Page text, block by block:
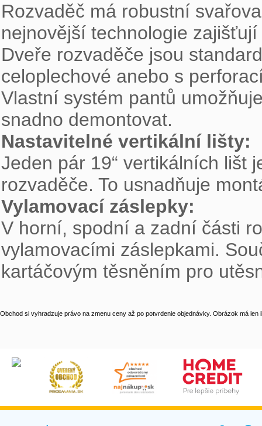
Rozvaděč má robustní
nejnovější technologie
Dveře rozvaděče jsou
celoplechové anebo s
Vlastní systém pantů
Nastavitelné vertikální lišty:
Jeden pár 19“ vertikálních lišt
Vylamovací záslepky:
V horní, spodní a zadní části
vylamovacími záslepkami.
kartáčovým těsněním pro
Obchod si vyhradzuje právo na zmenu ceny až po potvrdenie objednávky. Obrázok má len